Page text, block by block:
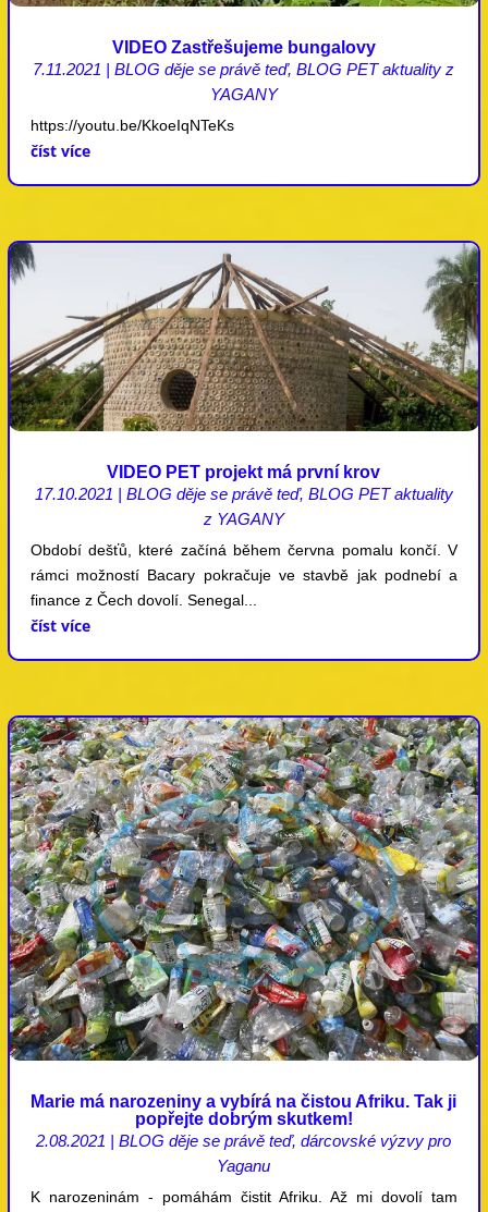
VIDEO Zastřešujeme bungalovy
7.11.2021 |BLOG děje se právě teď,BLOG PET aktuality z
YAGANY
https://youtu.be/KkoeIqNTeKs
číst více
VIDEO PET projekt má první krov
17.10.2021 | BLOG děje se právě teď, BLOG PET aktuality
z YAGANY
Období dešťů, které začíná během června pomalu končí. V
rámci možností Bacary pokračuje ve stavbě jak podnebí a
finance z Čech dovolí. Senegal...
číst více
Marie má narozeniny a vybírá na čistou Afriku. Tak ji
popřejte dobrým skutkem!
2.08.2021 |BLOG děje se právě teď,dárcovské výzvy pro
Yaganu
K narozeninám - pomáhám čistit Afriku. Až mi dovolí tam